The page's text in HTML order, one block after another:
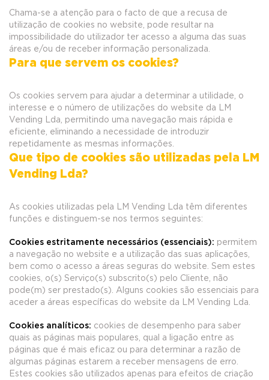
Chama-se a atenção para o facto de que a recusa de
utilização de cookies no website, pode resultar na
impossibilidade do utilizador ter acesso a alguma das suas
áreas e/ou de receber informação personalizada.
Para que servem os cookies?
Os cookies servem para ajudar a determinar a utilidade, o
interesse e o número de utilizações do website da LM
Vending Lda, permitindo uma navegação mais rápida e
eficiente, eliminando a necessidade de introduzir
repetidamente as mesmas informações.
Que tipo de cookies são utilizadas pela LM
Vending Lda?
As cookies utilizadas pela LM Vending Lda têm diferentes
funções e distinguem-se nos termos seguintes:
Cookies estritamente necessários (essenciais): permitem
a navegação no website e a utilização das suas aplicações,
bem como o acesso a áreas seguras do website. Sem estes
cookies, o(s) Serviço(s) subscrito(s) pelo Cliente, não
pode(m) ser prestado(s). Alguns cookies são essenciais para
aceder a áreas específicas do website da LM Vending Lda.
Cookies analíticos: cookies de desempenho para saber
quais as páginas mais populares, qual a ligação entre as
páginas que é mais eficaz ou para determinar a razão de
algumas páginas estarem a receber mensagens de erro.
Estes cookies são utilizados apenas para efeitos de criação